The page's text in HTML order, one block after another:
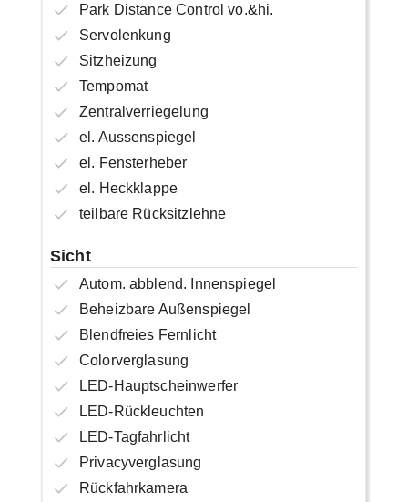
Park Distance Control vo.&hi.
Servolenkung
Sitzheizung
Tempomat
Zentralverriegelung
el. Aussenspiegel
el. Fensterheber
el. Heckklappe
teilbare Rücksitzlehne
Sicht
Autom. abblend. Innenspiegel
Beheizbare Außenspiegel
Blendfreies Fernlicht
Colorverglasung
LED-Hauptscheinwerfer
LED-Rückleuchten
LED-Tagfahrlicht
Privacyverglasung
Rückfahrkamera